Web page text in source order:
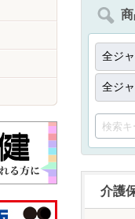
介護